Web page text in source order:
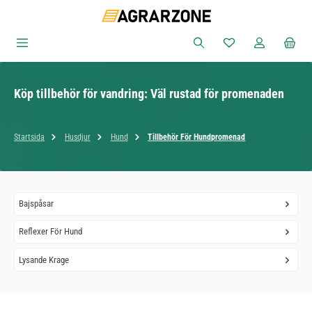
Du har 0 objekt i
Köp tillbehör för vandring: Väl rustad för promenaden
Startsida Husdjur Hund Tillbehör För Hundpromenad
Bajspåsar
Reflexer För Hund
Lysande Krage